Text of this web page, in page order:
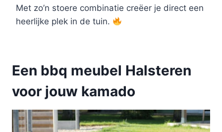
Met zo’n stoere combinatie creëer je direct een
heerlijke plek in de tuin.
Een bbq meubel Halsteren
voor jouw kamado